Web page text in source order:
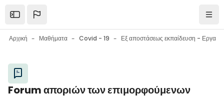
Open the sidebar
Αρχική Μαθήματα Covid - 19
Μπλοκ
Forum αποριών των επιμορφούμενων